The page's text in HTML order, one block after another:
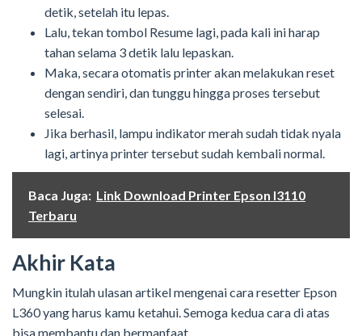
detik, setelah itu lepas.
Lalu, tekan tombol Resume lagi, pada kali ini harap
tahan selama 3 detik lalu lepaskan.
Maka, secara otomatis printer akan melakukan reset
dengan sendiri, dan tunggu hingga proses tersebut
selesai.
Jika berhasil, lampu indikator merah sudah tidak nyala
lagi, artinya printer tersebut sudah kembali normal.
Baca Juga: Link Download Printer Epson I3110
Terbaru
Akhir Kata
Mungkin itulah ulasan artikel mengenai cara resetter Epson
L360 yang harus kamu ketahui. Semoga kedua cara di atas
bisa membantu dan bermanfaat.